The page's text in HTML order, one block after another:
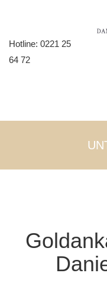
Hotline: 0221 25
64 72